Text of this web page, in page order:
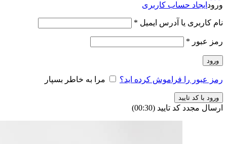
ورود ایجاد حساب کاربری
نام کاربری یا آدرس ایمیل *
رمز عبور *
ورود
رمز عبور را فراموش کرده اید؟ مرا به خاطر بسپار
ورود با کد تایید
ارسال مجدد کد تایید (00:
30
)